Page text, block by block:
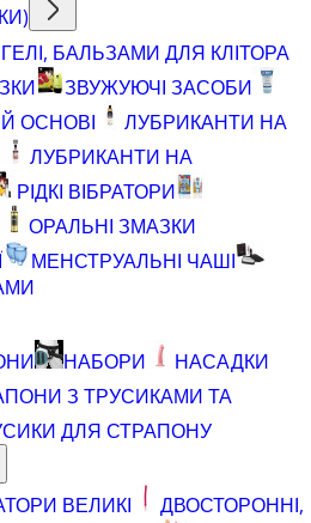
ГЕЛІ, БАЛЬЗАМИ ДЛЯ КЛІТОРА
ЗВУЖУЮЧІ ЗАСОБИ
ОСНОВІ
ЛУБРИКАНТИ НА
ЛУБРИКАНТИ НА
РІДКІ ВІБРАТОРИ
ОРАЛЬНІ ЗМАЗКИ
МЕНСТРУАЛЬНІ ЧАШІ
НАБОРИ
НАСАДКИ
З ТРУСИКАМИ ТА
ДЛЯ СТРАПОНУ
ВЕЛИКІ
ДВОСТОРОННІ,